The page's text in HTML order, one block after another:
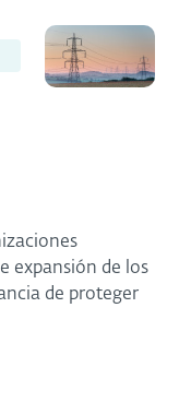
expansión de los
de proteger